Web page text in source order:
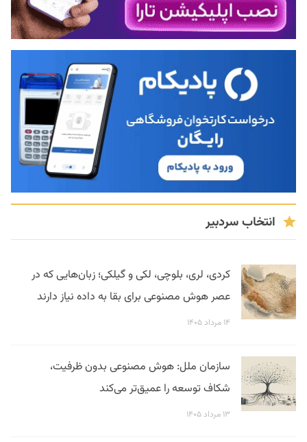
انتخاب سردبیر
کردی، لری، بلوچی، لکی و گیلکی؛ زبان‌هایی که در
عصر هوش مصنوعی برای بقا به داده نیاز دارند
۱۴ مرداد ۱۴۰۵
سازمان ملل: هوش مصنوعی بدون ظرفیت،
شکاف توسعه را عمیق‌تر می‌کند
۱۳ مرداد ۱۴۰۵